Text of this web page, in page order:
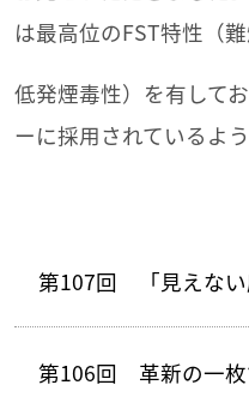
は最高位のFST特性（難
低発煙毒性）を有して
ーに採用されているよう
第107回 「見えない
第106回 革新の一枚